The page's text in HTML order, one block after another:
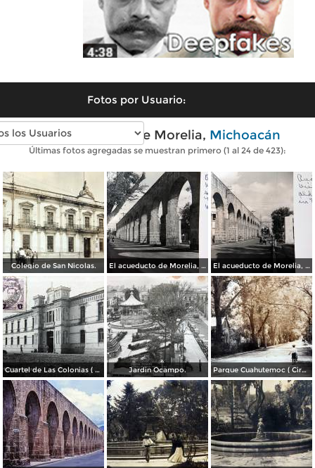
Fotos por Usuario:
Fotos antiguas de Morelia, Michoacán
Últimas fotos agregadas se muestran primero (1 al 24 de 423):
Colegio de San Nicolas. El acueducto de Morelia, Michoacán El acueducto de Morelia, Michoacán
Cuartel de Las Colonias ( Circulada el 1 de Abril de 1921 ). Jardin Ocampo. Parque Cuahutemoc ( Circulada el 24 de Junio de 1938 ).